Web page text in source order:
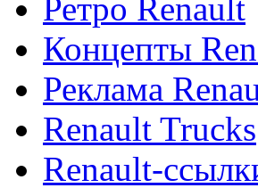
Ретро Renault
Концепты
Реклама
Renault Trucks
Renault-